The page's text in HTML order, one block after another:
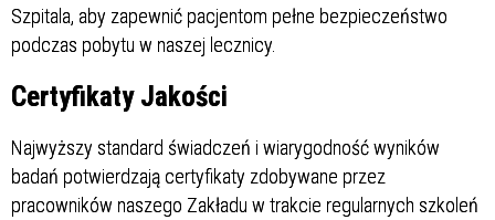
Szpitala, aby zapewnić pacjentom pełne bezpieczeństwo
podczas pobytu w naszej lecznicy.
Certyfikaty Jakości
Najwyższy standard świadczeń i wiarygodność wyników
badań potwierdzają certyfikaty zdobywane przez
pracowników naszego Zakładu w trakcie regularnych szkoleń